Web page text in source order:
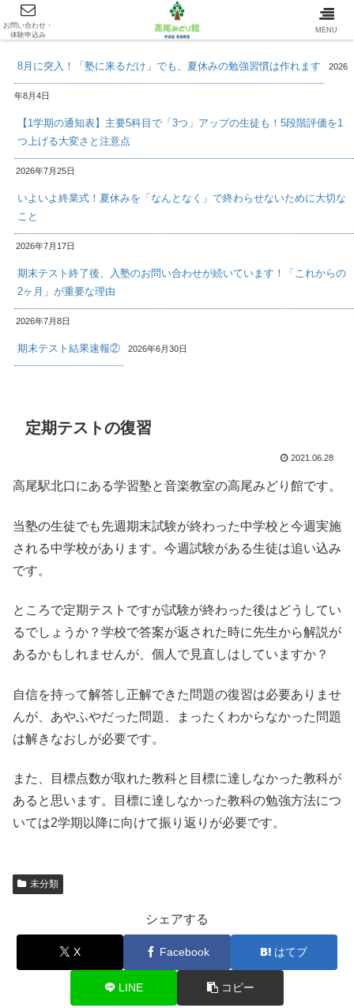
最新情報/INFOMATION
8月に突入！「塾に来るだけ」でも、夏休みの勉強習慣は作れます 2026
年8月4日
【1学期の通知表】主要5科目で「3つ」アップの生徒も！5段階評価を1
つ上げる大変さと注意点
2026年7月25日
いよいよ終業式！夏休みを「なんとなく」で終わらせないために大切な
こと
2026年7月17日
期末テスト終了後、入塾のお問い合わせが続いています！「これからの
2ヶ月」が重要な理由
2026年7月8日
期末テスト結果速報② 2026年6月30日
定期テストの復習
2021.06.28
高尾駅北口にある学習塾と音楽教室の高尾みどり館です。
当塾の生徒でも先週期末試験が終わった中学校と今週実施
される中学校があります。今週試験がある生徒は追い込み
です。
ところで定期テストですが試験が終わった後はどうしてい
るでしょうか？学校で答案が返された時に先生から解説が
あるかもしれませんが、個人で見直しはしていますか？
自信を持って解答し正解できた問題の復習は必要ありませ
んが、あやふやだった問題、まったくわからなかった問題
は解きなおしが必要です。
また、目標点数が取れた教科と目標に達しなかった教科が
あると思います。目標に達しなかった教科の勉強方法につ
いては2学期以降に向けて振り返りが必要です。
未分類
シェアする
X Facebook はてブ
LINE コピー
お問い合わせ・
体験申込み
MENU